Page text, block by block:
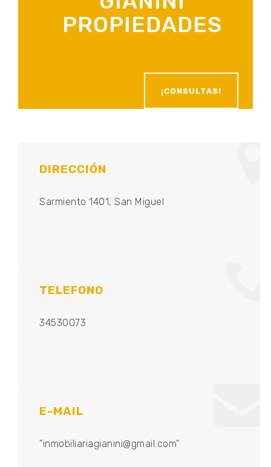
PROPIEDADES
¡CONSULTAS!
DIRECCIÓN
Sarmiento 1401, San Miguel
TELEFONO
34530073
E-MAIL
"inmobiliariagianini@gmail.com"